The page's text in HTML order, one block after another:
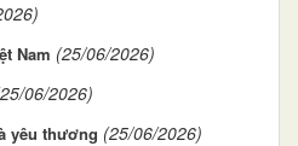
Nam (25/06/2026)
06/2026)
yêu thương (25/06/2026)